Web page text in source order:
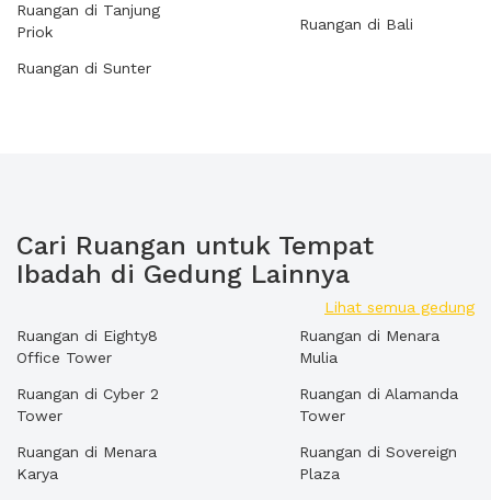
Ruangan di Tanjung
Priok
Ruangan di Sunter
Ruangan di Bali
Cari Ruangan untuk Tempat
Ibadah di Gedung Lainnya
Lihat semua gedung
Ruangan di Eighty8
Office Tower
Ruangan di Cyber 2
Tower
Ruangan di Menara
Karya
Ruangan di Menara
Mulia
Ruangan di Alamanda
Tower
Ruangan di Sovereign
Plaza